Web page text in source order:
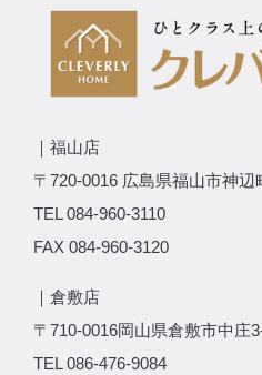
｜福山店
〒720-0016 広島県福山市神辺
TEL 084-960-3110
FAX 084-960-3120
｜倉敷店
〒710-0016岡山県倉敷市中庄
TEL 086-476-9084